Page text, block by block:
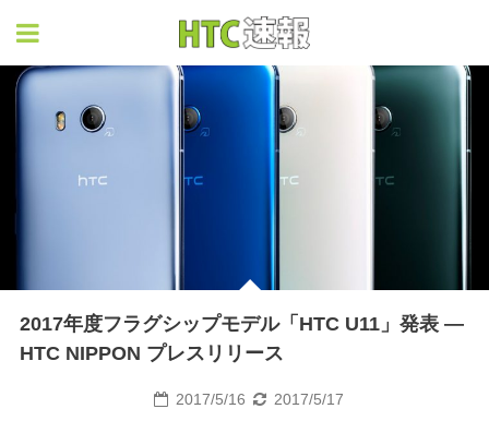
2017年度フラグシップモデル「HTC U11」発表 ―
HTC NIPPON プレスリリース
2017/5/16 2017/5/17